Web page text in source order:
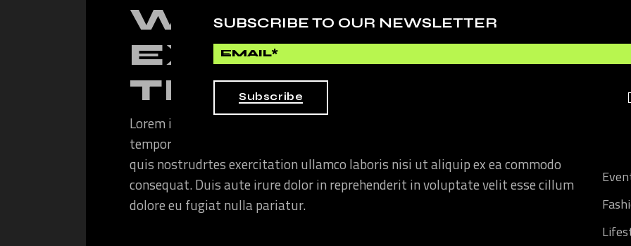
SUBSCRIBE TO OUR NEWSLETTER
Subscribe
WHAT TO
EXPECT FROM
THIS
Lorem ipsum dolor sit amet, consectetur adipiscing elit, sed do eiusmod
tempor inci didunt ut labore et dolore magna aliqua. Ut enim ad minim veniam,
quis nostrudrtes exercitation ullamco laboris nisi ut aliquip ex ea commodo
consequat. Duis aute irure dolor in reprehenderit in voluptate velit esse cillum
dolore eu fugiat nulla pariatur.
Art